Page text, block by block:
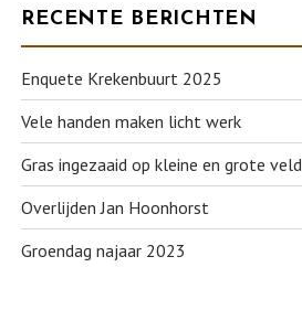
RECENTE BERICHTEN
Enquete Krekenbuurt 2025
Vele handen maken licht werk
Gras ingezaaid op kleine en grote veld
Overlijden Jan Hoonhorst
Groendag najaar 2023